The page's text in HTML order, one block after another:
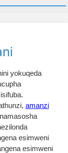
yokuqeda
amanzi
esimweni
esimweni